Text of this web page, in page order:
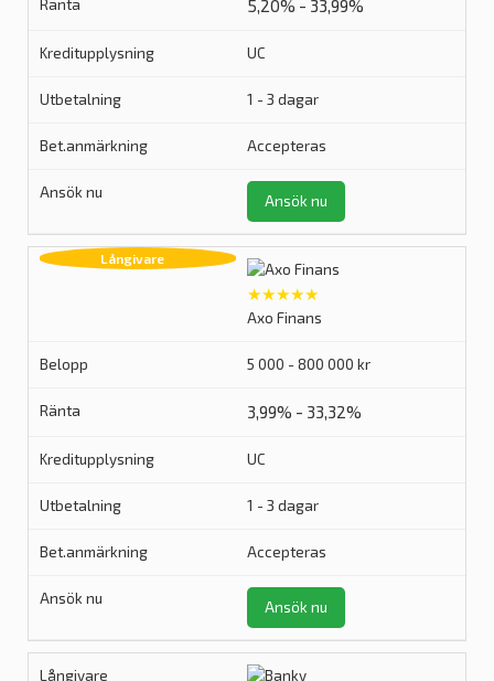
5,20% - 33,99%
UC
1 - 3 dagar
Accepteras
Ansök nu
★★★★★
Axo Finans
5 000 - 800 000 kr
3,99% - 33,32%
UC
1 - 3 dagar
Accepteras
Ansök nu